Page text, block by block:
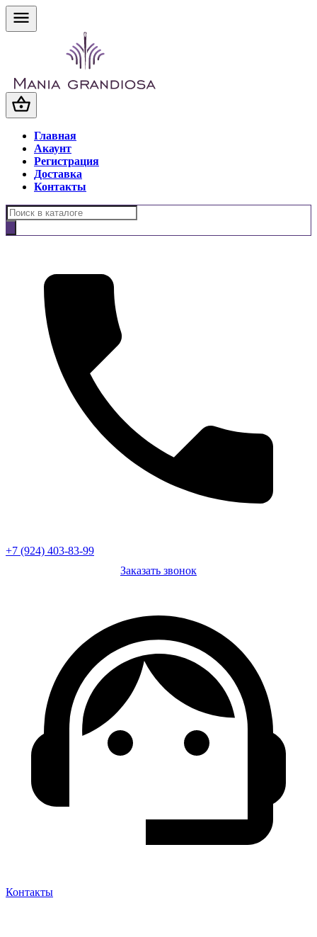
Главная
Акаунт
Регистрация
Доставка
Контакты
+7 (924) 403-83-99
Заказать звонок
Контакты